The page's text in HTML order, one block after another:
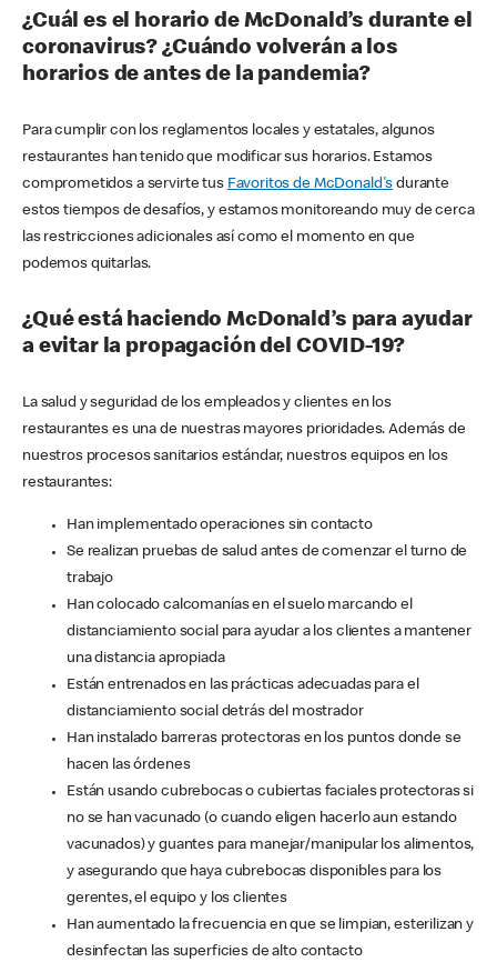
¿Cuál es el horario de McDonald’s durante el
coronavirus? ¿Cuándo volverán a los
horarios de antes de la pandemia?
Para cumplir con los reglamentos locales y estatales, algunos
restaurantes han tenido que modificar sus horarios. Estamos
comprometidos a servirte tus Favoritos de McDonald's durante
estos tiempos de desafíos, y estamos monitoreando muy de cerca
las restricciones adicionales así como el momento en que
podemos quitarlas.
¿Qué está haciendo McDonald’s para ayudar
a evitar la propagación del COVID-19?
La salud y seguridad de los empleados y clientes en los
restaurantes es una de nuestras mayores prioridades. Además de
nuestros procesos sanitarios estándar, nuestros equipos en los
restaurantes:
Han implementado operaciones sin contacto
Se realizan pruebas de salud antes de comenzar el turno de
trabajo
Han colocado calcomanías en el suelo marcando el
distanciamiento social para ayudar a los clientes a mantener
una distancia apropiada
Están entrenados en las prácticas adecuadas para el
distanciamiento social detrás del mostrador
Han instalado barreras protectoras en los puntos donde se
hacen las órdenes
Están usando cubrebocas o cubiertas faciales protectoras si
no se han vacunado (o cuando eligen hacerlo aun estando
vacunados) y guantes para manejar/manipular los alimentos,
y asegurando que haya cubrebocas disponibles para los
gerentes, el equipo y los clientes
Han aumentado la frecuencia en que se limpian, esterilizan y
desinfectan las superficies de alto contacto